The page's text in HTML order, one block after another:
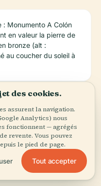
: Monumento A Colón
en valeur la pierre de
bronze (alt :
au coucher du soleil à
: Vue aérienne du
présentant le
environnantes
A Colón et du
des cookies.
assurent la navigation.
Analytics) nous
fonctionnent — agrégés
revente. Vous pouvez
le pied de page.
Tout accepter